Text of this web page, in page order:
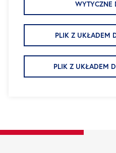
WYTYCZNE
PLIK Z UKŁADEM
PLIK Z UKŁADEM